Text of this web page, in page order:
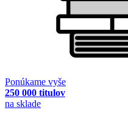
Ponúkame vyše
250 000 titulov
na sklade